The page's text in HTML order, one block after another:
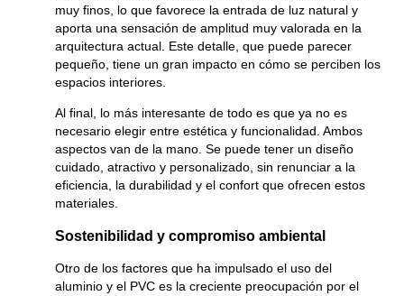
muy finos, lo que favorece la entrada de luz natural y
aporta una sensación de amplitud muy valorada en la
arquitectura actual. Este detalle, que puede parecer
pequeño, tiene un gran impacto en cómo se perciben los
espacios interiores.
Al final, lo más interesante de todo es que ya no es
necesario elegir entre estética y funcionalidad. Ambos
aspectos van de la mano. Se puede tener un diseño
cuidado, atractivo y personalizado, sin renunciar a la
eficiencia, la durabilidad y el confort que ofrecen estos
materiales.
Sostenibilidad y compromiso ambiental
Otro de los factores que ha impulsado el uso del
aluminio y el PVC es la creciente preocupación por el